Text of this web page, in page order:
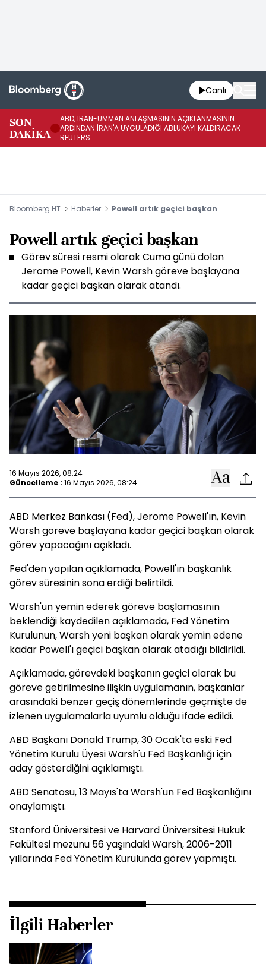
Canlı
SON
DAKİKA
ABD, İRAN-UMMAN ANLAŞMASININ AÇIKLANMASININ
ARDINDAN İRAN'A UYGULADIĞI ABLUKAYI KALDIRACAK -
REUTERS
Bloomberg HT Haberler Powell artık geçici başkan
Powell artık geçici başkan
Görev süresi resmi olarak Cuma günü dolan
Jerome Powell, Kevin Warsh göreve başlayana
kadar geçici başkan olarak atandı.
16 Mayıs 2026, 08:24
Güncelleme : 16 Mayıs 2026, 08:24
ABD Merkez Bankası (Fed), Jerome Powell'ın, Kevin
Warsh göreve başlayana kadar geçici başkan olarak
görev yapacağını açıkladı.
Fed'den yapılan açıklamada, Powell'ın başkanlık
görev süresinin sona erdiği belirtildi.
Warsh'un yemin ederek göreve başlamasının
beklendiği kaydedilen açıklamada, Fed Yönetim
Kurulunun, Warsh yeni başkan olarak yemin edene
kadar Powell'ı geçici başkan olarak atadığı bildirildi.
Açıklamada, görevdeki başkanın geçici olarak bu
göreve getirilmesine ilişkin uygulamanın, başkanlar
arasındaki benzer geçiş dönemlerinde geçmişte de
izlenen uygulamalarla uyumlu olduğu ifade edildi.
ABD Başkanı Donald Trump, 30 Ocak'ta eski Fed
Yönetim Kurulu Üyesi Warsh'u Fed Başkanlığı için
aday gösterdiğini açıklamıştı.
ABD Senatosu, 13 Mayıs'ta Warsh'un Fed Başkanlığını
onaylamıştı.
Stanford Üniversitesi ve Harvard Üniversitesi Hukuk
Fakültesi mezunu 56 yaşındaki Warsh, 2006-2011
yıllarında Fed Yönetim Kurulunda görev yapmıştı.
İlgili Haberler